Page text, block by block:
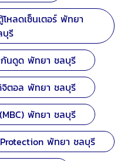
หลดเซ็นเตอร์ พัทยา
รี
กันดูด พัทยา ชลบุรี
จิตอล พัทยา ชลบุรี
พัทยา ชลบุรี
Protection พัทยา ชลบุรี